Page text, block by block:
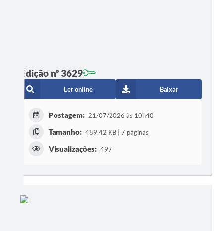
Edição nº 3629
Ler online Baixar
Postagem: 21/07/2026 às 10h40
Tamanho: 489,42 KB | 7 páginas
Visualizações: 497